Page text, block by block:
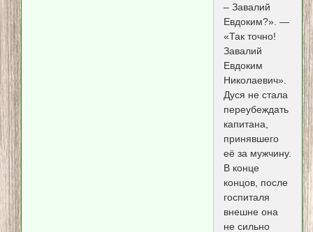
– Завалий
Евдоким?». —
«Так точно!
Завалий
Евдоким
Николаевич».
Дуся не стала
переубеждать
капитана,
принявшего
её за мужчину.
В конце
концов, после
госпиталя
внешне она
не сильно